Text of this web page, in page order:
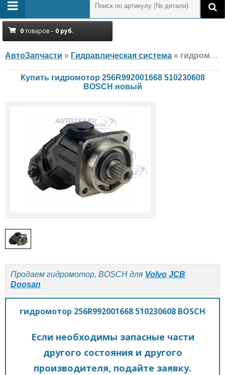
0товаров – 0 руб.
АвтоЗапчасти » Гидравлическая система » гидромотор BOSCH 256R992001668 510230608 Volvo, JCB, Doosan, новый
Купить гидромотор 256R992001668 510230608
BOSCH новый
Продаем гидромотор, BOSCH для Volvo JCB
Doosan
гидромотор 256R992001668 510230608 BOSCH
Если необходимы запасные части
другого состояния и другого
производителя, подайте заявку.